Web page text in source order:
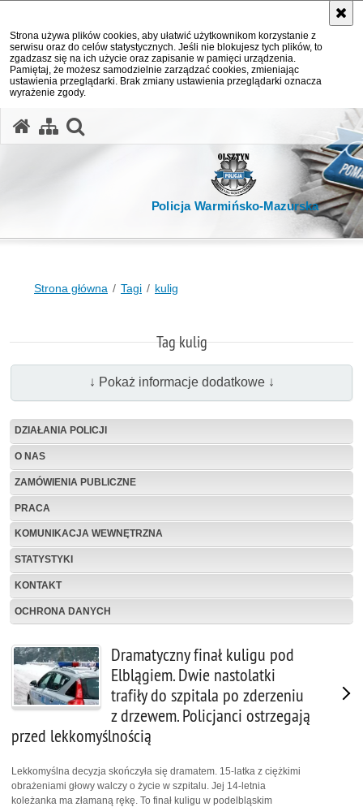
Strona używa plików cookies, aby ułatwić użytkownikom korzystanie z
serwisu oraz do celów statystycznych. Jeśli nie blokujesz tych plików, to
zgadzasz się na ich użycie oraz zapisanie w pamięci urządzenia.
Pamiętaj, że możesz samodzielnie zarządzać cookies, zmieniając
ustawienia przeglądarki. Brak zmiany ustawienia przeglądarki oznacza
wyrażenie zgody.
Policja Warmińsko-Mazurska
Strona główna Tagi kulig
Tag kulig
↓ Pokaż informacje dodatkowe ↓
DZIAŁANIA POLICJI
O NAS
ZAMÓWIENIA PUBLICZNE
PRACA
KOMUNIKACJA WEWNĘTRZNA
STATYSTYKI
KONTAKT
OCHRONA DANYCH
Dramatyczny finał kuligu pod
Elblągiem. Dwie nastolatki
trafiły do szpitala po zderzeniu
z drzewem. Policjanci ostrzegają
przed lekkomyślnością
Lekkomyślna decyzja skończyła się dramatem. 15-latka z ciężkimi
obrażeniami głowy walczy o życie w szpitalu. Jej 14-letnia
koleżanka ma złamaną rękę. To finał kuligu w podelbląskim